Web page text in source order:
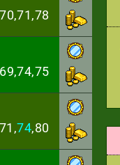
74,80